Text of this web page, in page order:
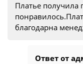
Платье получила
благодарна
Ответ от